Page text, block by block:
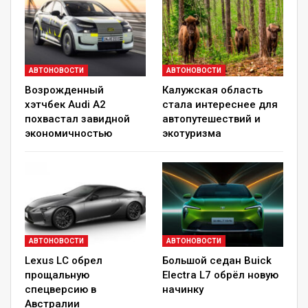
шильдиками.
Со сменой поколения Suzuki Alto потерял в
оригинальности. Уходящий хэтчбек образца
2014 года был сделан по мотивам старых
но у новой машины от этого образа остались
лишь намеки вроде хмурого взгляда фар да
подрезанных уголков окон в задних дверях.
Образ стал более «усредненным», хотя
японским покупателям он наверняка
приглянется.
АВТОНОВОСТИ
Возрожденный
хэтчбек Audi A2
похвастал завидной
экономичностью
АВТОНОВОСТИ
Калужская область
стала интереснее для
автопутешествий и
экотуризма
АВТОНОВОСТИ
Lexus LC обрел
прощальную
спецверсию в
Австралии
АВТОНОВОСТИ
Большой седан Buick
Electra L7 обрёл новую
начинку